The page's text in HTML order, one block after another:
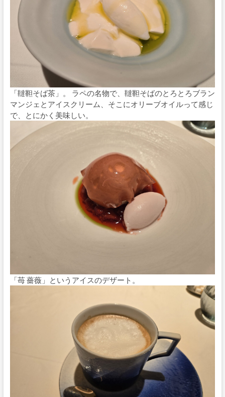
「韃靼そば茶」。 ラペの名物で、韃靼そばのとろとろブラン
マンジェとアイスクリーム、そこにオリーブオイルって感じ
で、とにかく美味しい。
「苺 薔薇」というアイスのデザート。